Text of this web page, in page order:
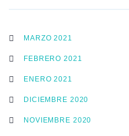
MARZO 2021
FEBRERO 2021
ENERO 2021
DICIEMBRE 2020
NOVIEMBRE 2020